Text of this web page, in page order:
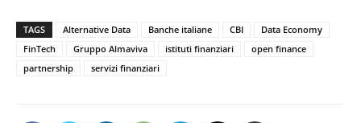
TAGS Alternative Data Banche italiane CBI
Data Economy
FinTech
Gruppo Almaviva istituti finanziari
open finance
partnership
servizi finanziari